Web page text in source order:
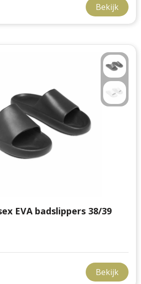
Bekijk
EVA badslippers 38/39
Bekijk